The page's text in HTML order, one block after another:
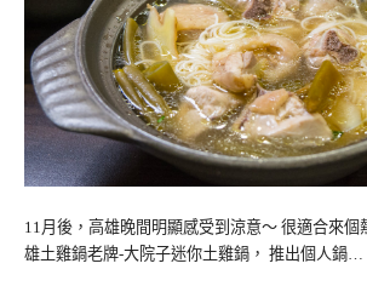
11月後，高雄晚間明顯感受到涼意～ 很適合來個
雄土雞鍋老牌-大院子迷你土雞鍋， 推出個人鍋…